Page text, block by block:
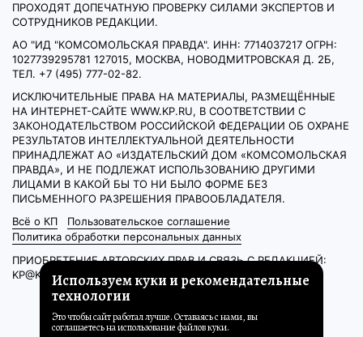
ПРОХОДЯТ ДОПЕЧАТНУЮ ПРОВЕРКУ СИЛАМИ ЭКСПЕРТОВ И
СОТРУДНИКОВ РЕДАКЦИИ.
АО "ИД "КОМСОМОЛЬСКАЯ ПРАВДА". ИНН: 7714037217 ОГРН:
1027739295781 127015, МОСКВА, НОВОДМИТРОВСКАЯ Д. 2Б,
ТЕЛ. +7 (495) 777-02-82.
ИСКЛЮЧИТЕЛЬНЫЕ ПРАВА НА МАТЕРИАЛЫ, РАЗМЕЩЁННЫЕ
НА ИНТЕРНЕТ-САЙТЕ WWW.KP.RU, В СООТВЕТСТВИИ С
ЗАКОНОДАТЕЛЬСТВОМ РОССИЙСКОЙ ФЕДЕРАЦИИ ОБ ОХРАНЕ
РЕЗУЛЬТАТОВ ИНТЕЛЛЕКТУАЛЬНОЙ ДЕЯТЕЛЬНОСТИ
ПРИНАДЛЕЖАТ АО «ИЗДАТЕЛЬСКИЙ ДОМ «КОМСОМОЛЬСКАЯ
ПРАВДА», И НЕ ПОДЛЕЖАТ ИСПОЛЬЗОВАНИЮ ДРУГИМИ
ЛИЦАМИ В КАКОЙ БЫ ТО НИ БЫЛО ФОРМЕ БЕЗ
ПИСЬМЕННОГО РАЗРЕШЕНИЯ ПРАВООБЛАДАТЕЛЯ.
Всё о КП
Пользовательское соглашение
Политика обработки персональных данных
ПРИОБРЕТЕНИЕ АВТОРСКИХ ПРАВ И СВЯЗЬ С РЕДАКЦИЕЙ:
KP@KP.RUИспользуем куки и рекомендательные
технологии
Это чтобы сайт работал лучше. Оставаясь с нами, вы
соглашаетесь на использование файлов куки.